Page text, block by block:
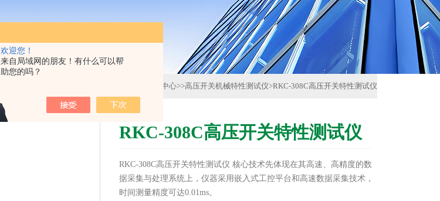
欢迎您！
来自局域网的朋友！有什么可以帮
助您的吗？
产品中心>>高压开关机械特性测试仪>RKC-308C高压开关特性测试仪
RKC-308C高压开关特性测试仪
RKC-308C高压开关特性测试仪 核心技术先体现在其高速、高精度的数
据采集与处理系统上，仪器采用嵌入式工控平台和高速数据采集技术，
时间测量精度可达0.01ms。